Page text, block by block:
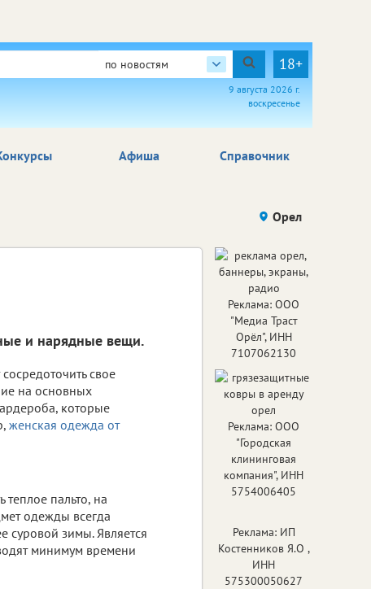
по новостям 18+
9 августа 2026 г.
воскресенье
Афиша Справочник
Орел
и нарядные вещи.
свое
на основных
которые
женская одежда от
пальто, на
одежды всегда
суровой зимы. Является
минимум времени
Реклама: ООО
"Медиа Траст
Орёл", ИНН
7107062130
Реклама: ООО
"Городская
клининговая
компания", ИНН
5754006405
Реклама: ИП
Костенников Я.О ,
ИНН
575300050627